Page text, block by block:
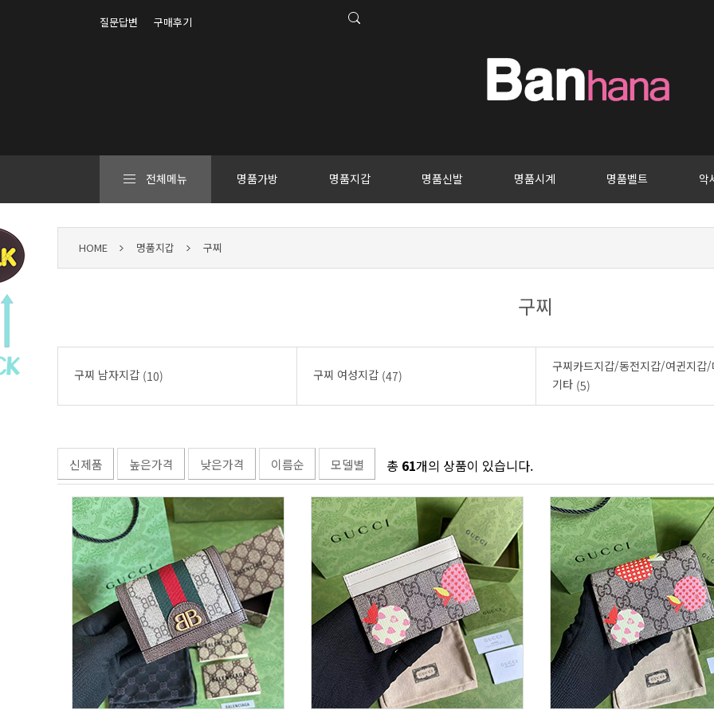
질문답변 구매후기
전체메뉴 명품가방 명품지갑 명품신발 명품시계 명품벨트 악
HOME 명품지갑 구찌
구찌
구찌 남자지갑 (10) 구찌 여성지갑 (47)
기타 (5)
신제품 높은가격 낮은가격 이름순 모델별 총 61개의 상품이 있습니다.